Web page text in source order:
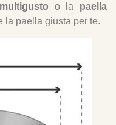
o la paella
la paella giusta per te.